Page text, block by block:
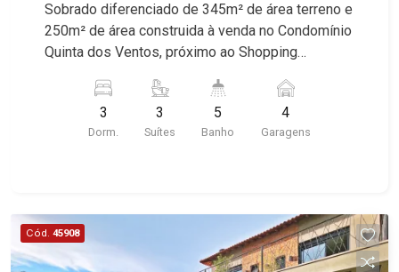
Sobrado diferenciado de 345m² de área terreno e
250m² de área construida à venda no Condomínio
Quinta dos Ventos, próximo ao Shopping
Preto/SP. Conheça as características deste
imóvel que a Martinelli Imobiliária selecionou
para você: - 345m² de área terreno e 250m² de
planejadas - Despensa - Sacada - Varanda
gourmet com churrasqueira - Piscina - Sauna -
Vestiário - Quintal - Corredor lateral - Paisagismo
3
Dorm.
3
Suítes
5
Banho
4
Garagens
Cód. 45908